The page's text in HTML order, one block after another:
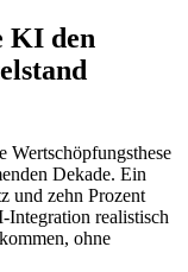
KI den
Wertschöpfungsthese
Dekade. Ein
und zehn Prozent
realistisch
ohne